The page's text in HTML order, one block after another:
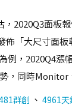
2020Q3面板
佈「大尺寸面
例，2020Q4漲
，同時
群創 、 4961天